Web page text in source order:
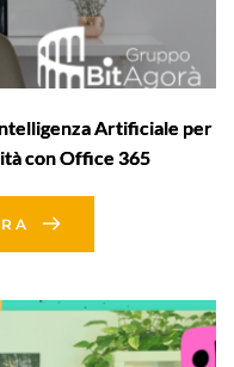
Artificiale per
con Office 365